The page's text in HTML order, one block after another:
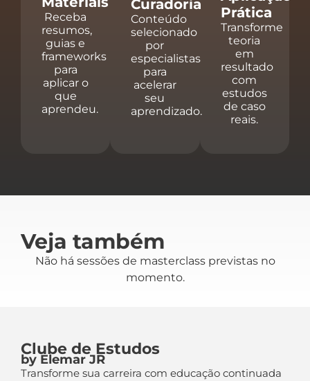
Receba
resumos,
guias e
frameworks
para
aplicar o
que
aprendeu.
Curadoria
Conteúdo
selecionado
por
especialistas
para
acelerar
seu
aprendizado.
Prática
Transforme
teoria
em
resultado
com
estudos
de caso
reais.
Veja também
Não há sessões de masterclass previstas no
momento.
Clube de Estudos
by Elemar JR
Transforme sua carreira com educação continuada